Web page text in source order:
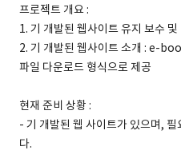
프로젝트 개요 :
1. 기 개발된 웹사이트 유지 보수
2. 기 개발된 웹사이트 소개 : e-
파일 다운로드 형식으로 제공
현재 준비 상황 :
- 기 개발된 웹 사이트가 있으며,
다.